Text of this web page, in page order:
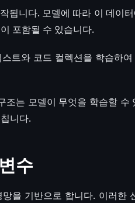
됩니다. 모델에 따라 이 데이
포함될 수 있습니다.
트와 코드 컬렉션을 학습하
조는 모델이 무엇을 학습할
니다.
수
을 기반으로 합니다. 이러한